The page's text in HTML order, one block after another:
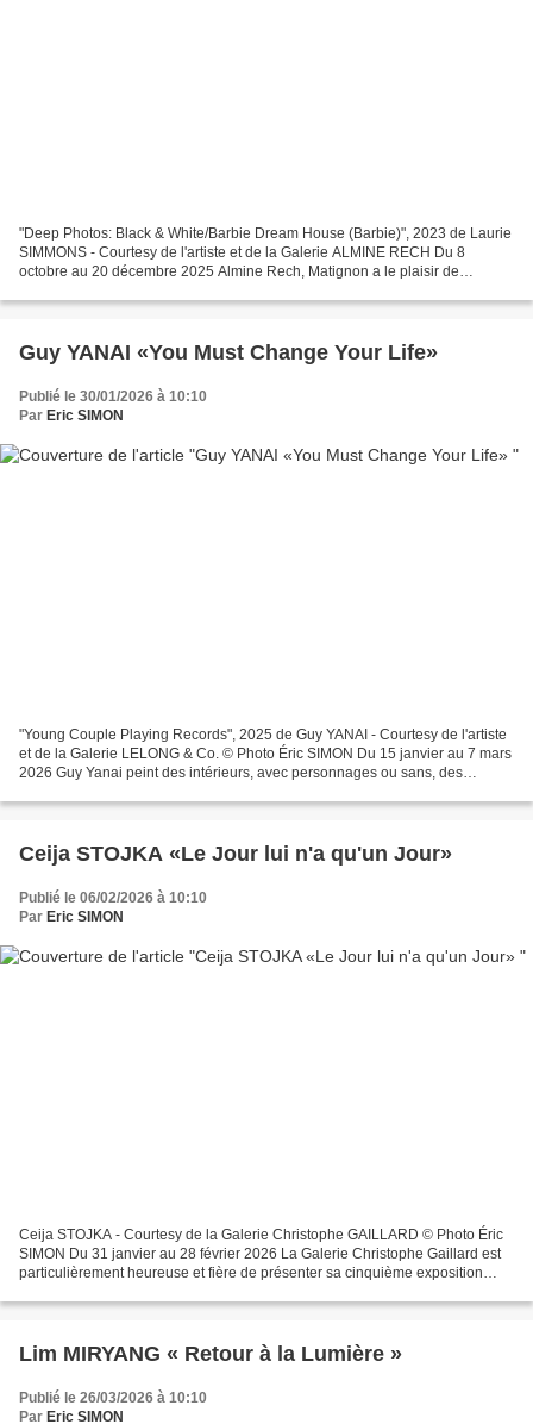
"Deep Photos: Black & White/Barbie Dream House (Barbie)", 2023 de Laurie
SIMMONS - Courtesy de l'artiste et de la Galerie ALMINE RECH Du 8
octobre au 20 décembre 2025 Almine Rech, Matignon a le plaisir de
Guy YANAI «You Must Change Your Life»
Publié le 30/01/2026 à 10:10
Par Eric SIMON
"Young Couple Playing Records", 2025 de Guy YANAI - Courtesy de l'artiste
et de la Galerie LELONG & Co. © Photo Éric SIMON Du 15 janvier au 7 mars
2026 Guy Yanai peint des intérieurs, avec personnages ou sans, des
Ceija STOJKA «Le Jour lui n'a qu'un Jour»
Publié le 06/02/2026 à 10:10
Par Eric SIMON
Ceija STOJKA - Courtesy de la Galerie Christophe GAILLARD © Photo Éric
SIMON Du 31 janvier au 28 février 2026 La Galerie Christophe Gaillard est
particulièrement heureuse et fière de présenter sa cinquième exposition
Lim MIRYANG « Retour à la Lumière »
Publié le 26/03/2026 à 10:10
Par Eric SIMON